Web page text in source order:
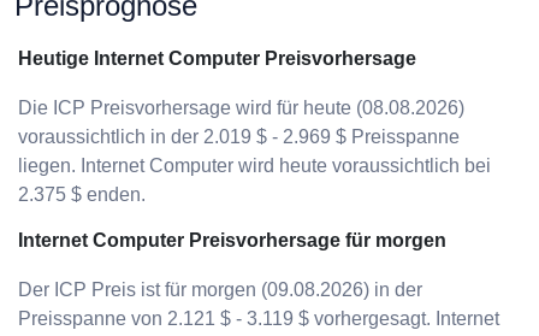
Heutige Internet Computer Preisvorhersage
Die ICP Preisvorhersage wird für heute (08.08.2026)
voraussichtlich in der 2.019 $ - 2.969 $ Preisspanne
liegen. Internet Computer wird heute voraussichtlich bei
2.375 $ enden.
Internet Computer Preisvorhersage für morgen
Der ICP Preis ist für morgen (09.08.2026) in der
Preisspanne von 2.121 $ - 3.119 $ vorhergesagt. Internet